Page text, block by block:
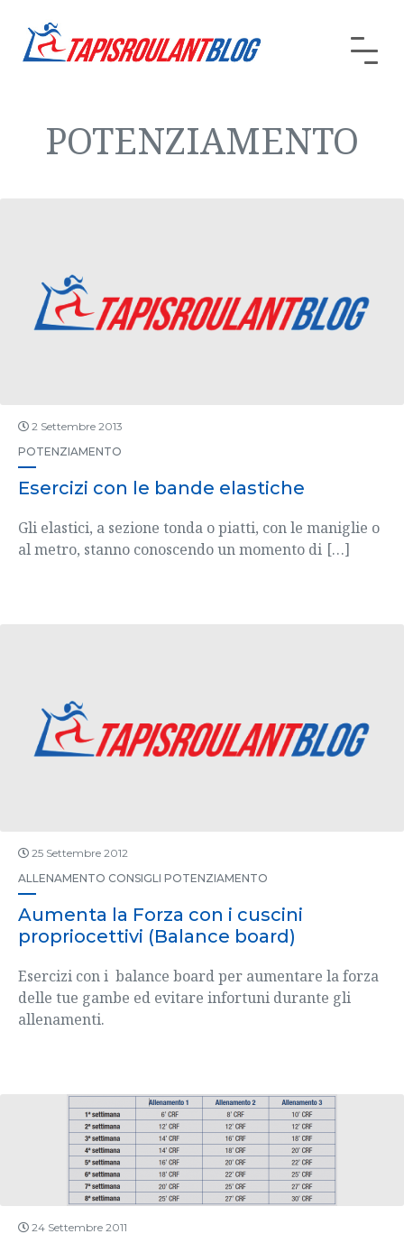
POTENZIAMENTO
2 Settembre 2013
POTENZIAMENTO
Esercizi con le bande elastiche
Gli elastici, a sezione tonda o piatti, con le maniglie o
al metro, stanno conoscendo un momento di […]
25 Settembre 2012
ALLENAMENTO CONSIGLI POTENZIAMENTO
Aumenta la Forza con i cuscini
propriocettivi (Balance board)
Esercizi con i balance board per aumentare la forza
delle tue gambe ed evitare infortuni durante gli
allenamenti.
24 Settembre 2011